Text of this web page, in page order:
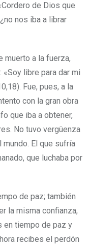
de Dios que
nos iba a librar
muerto a la fuerza,
libre para dar mi
Fue, pues, a la
con la gran obra
que iba a obtener,
No tuvo vergüenza
mundo. El que sufría
que luchaba por
de paz; también
la misma confianza,
en tiempo de paz y
recibes el perdón